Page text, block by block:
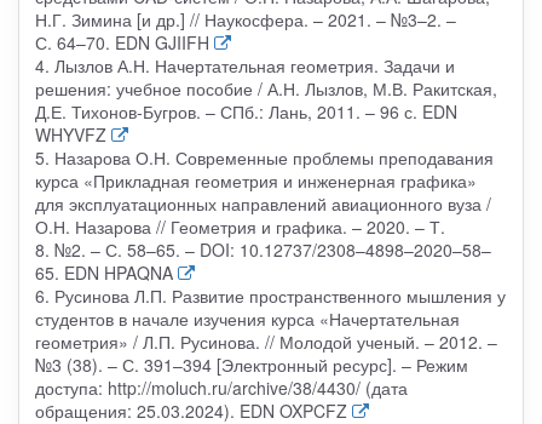
Н.Г. Зимина [и др.] // Наукосфера. – 2021. – №3–2. –
С. 64–70. EDN GJIIFH
4. Лызлов А.Н. Начертательная геометрия. Задачи и
решения: учебное пособие / А.Н. Лызлов, М.В. Ракитская,
Д.Е. Тихонов-Бугров. – СПб.: Лань, 2011. – 96 с. EDN
WHYVFZ
5. Назарова О.Н. Современные проблемы преподавания
курса «Прикладная геометрия и инженерная графика»
для эксплуатационных направлений авиационного вуза /
О.Н. Назарова // Геометрия и графика. – 2020. – Т.
8. №2. – С. 58–65. – DOI: 10.12737/2308–4898–2020–58–
65. EDN HPAQNA
6. Русинова Л.П. Развитие пространственного мышления у
студентов в начале изучения курса «Начертательная
геометрия» / Л.П. Русинова. // Молодой ученый. – 2012. –
№3 (38). – С. 391–394 [Электронный ресурс]. – Режим
доступа: http://moluch.ru/archive/38/4430/ (дата
обращения: 25.03.2024). EDN OXPCFZ